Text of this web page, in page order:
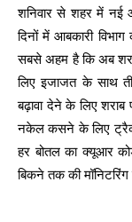
शनिवार से शहर में नई
दिनों में आबकारी
सबसे अहम है कि अब
लिए इजाजत के साथ
बढ़ावा देने के लिए
नकेल कसने के लिए ट्रैक
हर बोतल का क्यूआर
बिकने तक की मॉनिटरिंग